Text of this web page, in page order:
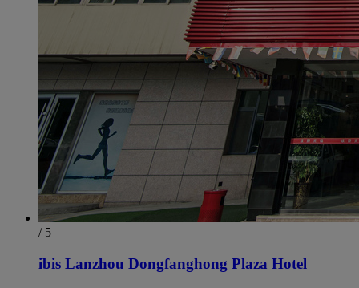
/ 5
ibis Lanzhou Dongfanghong Plaza Hotel